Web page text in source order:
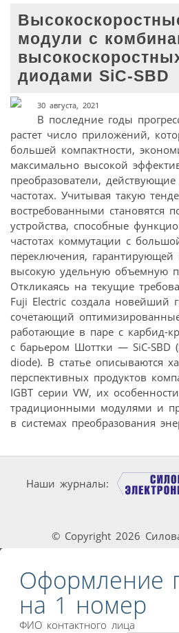
модули с
диодами SiC-SBD
30 августа, 2021
В последние годы
растет число приложений,
большей компактности,
максимально высокой
преобразователи,
частотах. Учитывая такую
востребованными становятся
устройства, способные
частотах коммутации с
переключения,
высокую удельную объемную
Откликаясь на текущие
Fuji Electric создала новейший
сочетающий
работающие в паре с карбид-
с барьером Шоттки — SiC-SBD
diode). В статье описываются
перспективных продуктов
IGBT серии VW, их
традиционными модулями и
в системах преобразования
Наши журналы:
© Copyright 2026
Оформление
на 1 номер
ФИО контактного лица